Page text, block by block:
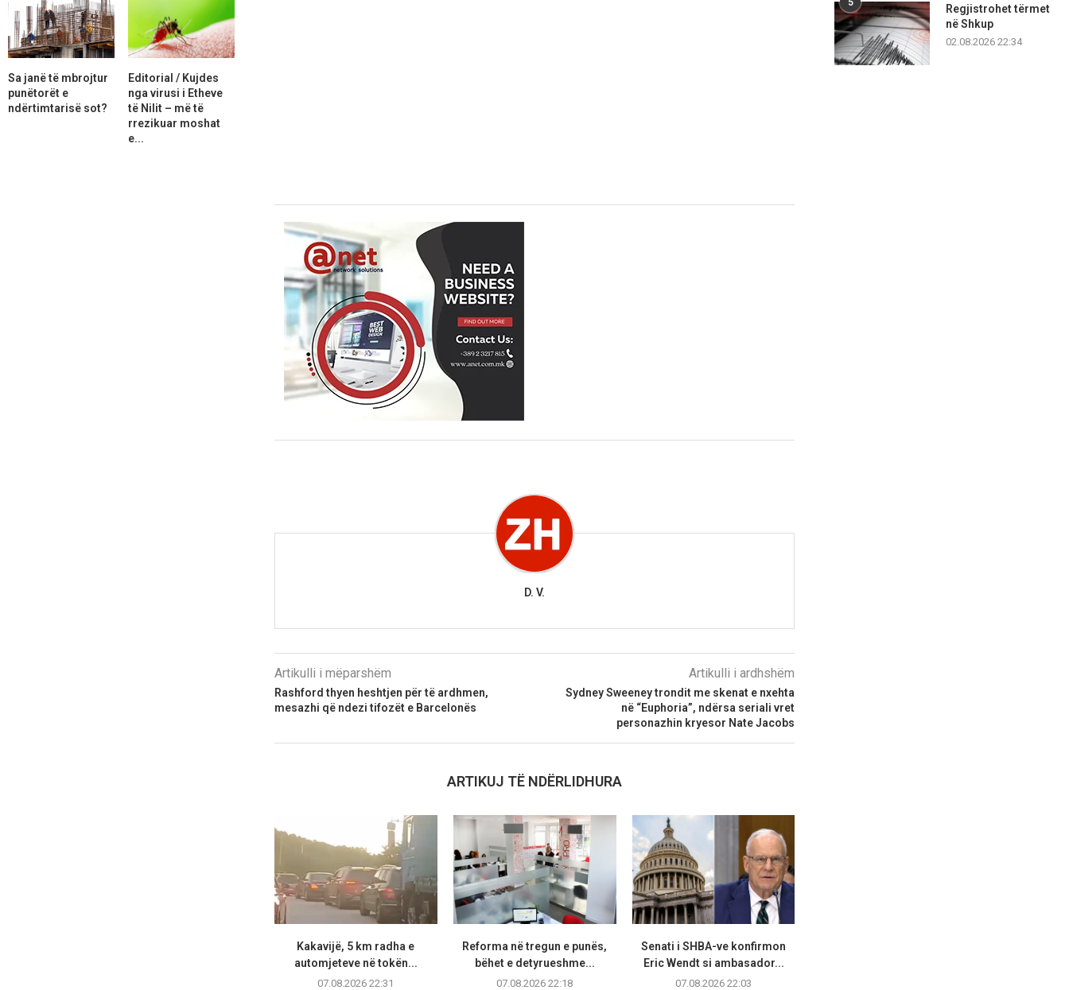
D. V.
Artikulli i mëparshëm
Rashford thyen heshtjen për të ardhmen,
mesazhi që ndezi tifozët e Barcelonës
Artikulli i ardhshëm
Sydney Sweeney trondit me skenat e nxehta
në “Euphoria”, ndërsa seriali vret
personazhin kryesor Nate Jacobs
ARTIKUJ TË NDËRLIDHURA
Kakavijë, 5 km radha e
automjeteve në tokën...
07.08.2026 22:31
Reforma në tregun e punës,
bëhet e detyrueshme...
07.08.2026 22:18
Senati i SHBA-ve konfirmon
Eric Wendt si ambasador...
07.08.2026 22:03
5
Regjistrohet tërmet
në Shkup
02.08.2026 22:34
Sa janë të mbrojtur
punëtorët e
ndërtimtarisë sot?
Editorial / Kujdes
nga virusi i Etheve
të Nilit – më të
rrezikuar moshat
e...